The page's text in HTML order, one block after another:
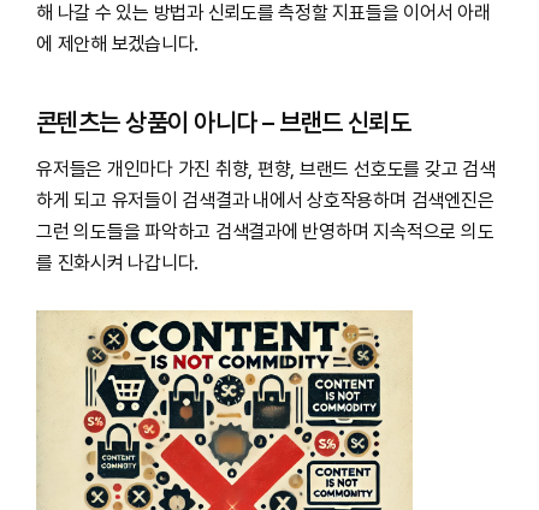
해 나갈 수 있는 방법과 신뢰도를 측정할 지표들을 이어서 아래
에 제안해 보겠습니다.
콘텐츠는 상품이 아니다 – 브랜드 신뢰도
유저들은 개인마다 가진 취향, 편향, 브랜드 선호도를 갖고 검색
하게 되고 유저들이 검색결과 내에서 상호작용하며 검색엔진은
그런 의도들을 파악하고 검색결과에 반영하며 지속적으로 의도
를 진화시켜 나갑니다.